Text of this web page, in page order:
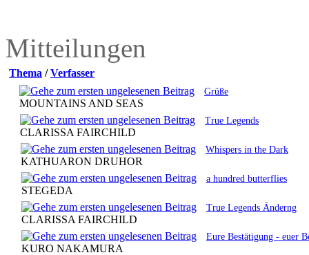
Mitteilungen
Thema /Verfasser
Grüße
MOUNTAINS AND SEAS
True Legends
CLARISSA FAIRCHILD
Whispers in the Dark
KATHUARON DRUHOR
a hundred butterflies
STEGEDA
True Legends Änderng
CLARISSA FAIRCHILD
Eure Bestätigung - euer
KURO NAKAMURA